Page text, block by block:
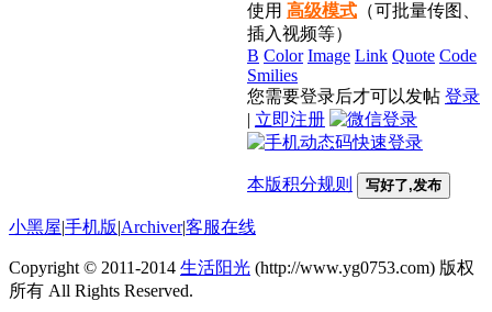
使用 高级模式 （可批量传图、
插入视频等）
B Color Image Link Quote Code
Smilies
您需要登录后才可以发帖 登录
| 立即注册
本版积分规则 写好了,发布
小黑屋|手机版|Archiver|客服在线
Copyright © 2011-2014 生活阳光 (http://www.yg0753.com) 版权
所有 All Rights Reserved.